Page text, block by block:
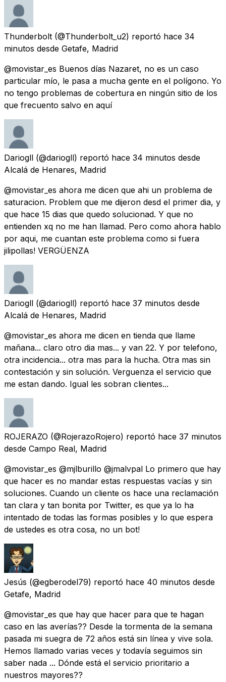
Thunderbolt (@Thunderbolt_u2) reportó hace 34
minutos desde Getafe, Madrid
@movistar_es Buenos días Nazaret, no es un caso
particular mío, le pasa a mucha gente en el polígono. Yo
no tengo problemas de cobertura en ningún sitio de los
que frecuento salvo en aquí
Dariogll (@dariogll) reportó hace 34 minutos desde
Alcalá de Henares, Madrid
@movistar_es ahora me dicen que ahi un problema de
saturacion. Problem que me dijeron desd el primer dia, y
que hace 15 dias que quedo solucionad. Y que no
entienden xq no me han llamad. Pero como ahora hablo
por aqui, me cuantan este problema como si fuera
jilipollas! VERGÜENZA
Dariogll (@dariogll) reportó hace 37 minutos desde
Alcalá de Henares, Madrid
@movistar_es ahora me dicen en tienda que llame
mañana... claro otro dia mas... y van 22. Y por telefono,
otra incidencia... otra mas para la hucha. Otra mas sin
contestación y sin solución. Verguenza el servicio que
me estan dando. Igual les sobran clientes...
ROJERAZO (@RojerazoRojero) reportó hace 37 minutos
desde Campo Real, Madrid
@movistar_es @mjlburillo @jmalvpal Lo primero que hay
que hacer es no mandar estas respuestas vacías y sin
soluciones. Cuando un cliente os hace una reclamación
tan clara y tan bonita por Twitter, es que ya lo ha
intentado de todas las formas posibles y lo que espera
de ustedes es otra cosa, no un bot!
Jesús (@egberodel79) reportó hace 40 minutos desde
Getafe, Madrid
@movistar_es que hay que hacer para que te hagan
caso en las averías?? Desde la tormenta de la semana
pasada mi suegra de 72 años está sin línea y vive sola.
Hemos llamado varias veces y todavía seguimos sin
saber nada ... Dónde está el servicio prioritario a
nuestros mayores??